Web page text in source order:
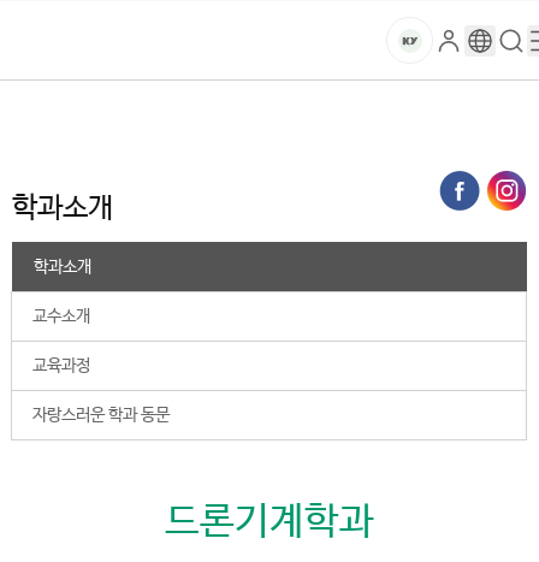
건
대
학
교
마
로
그
구
글
검
색
메
뉴
로
학과소개
학과소개
교수소개
교육과정
자랑스러운 학과 동문
드론기계학과